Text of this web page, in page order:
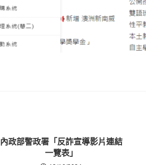
內政部警政署「反詐宣導影片連結
一覽表」